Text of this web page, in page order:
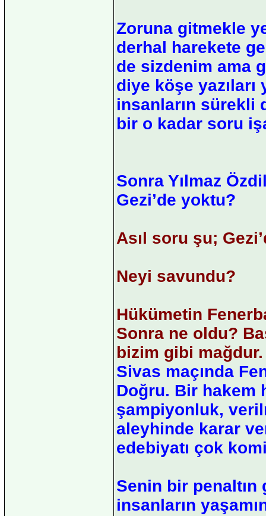
Zoruna gitmekle
derhal harekete
de sizdenim ama
diye köşe yazıları
insanların sürekli
bir o kadar soru
Sonra Yılmaz
Gezi’de yoktu?
Asıl soru şu;
Neyi savundu?
Hükümetin
Sonra ne oldu?
bizim gibi
Sivas maçında
Doğru. Bir hakem
şampiyonluk,
aleyhinde karar
edebiyatı çok
Senin bir
insanların